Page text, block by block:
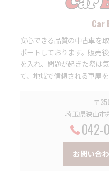
Car
安心できる品質の中古車を
ポートしております。販売
を入れ、問題が起きた際は
て、地域で信頼される車屋を
〒
埼玉県狭山市
042-
お問い合